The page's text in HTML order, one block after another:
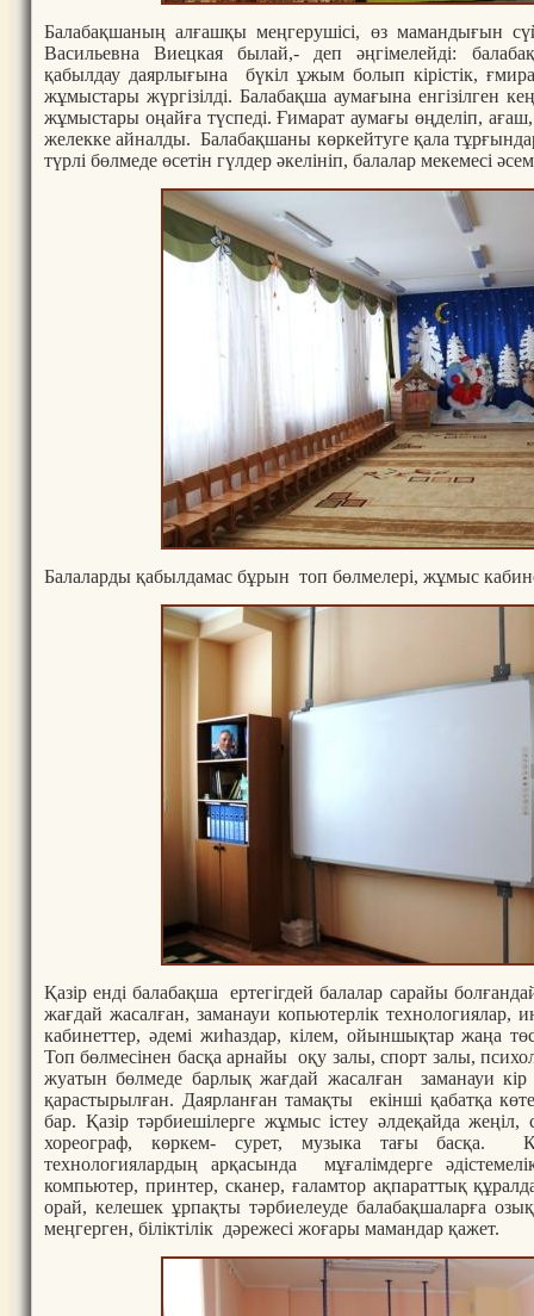
Балабақшаның алғашқы меңгерушісі, өз мамандығын
Васильевна Виецкая былай,- деп әңгімелейді:
қабылдау даярлығына бүкіл ұжым болып кірістік,
жұмыстары жүргізілді. Балабақша аумағына енгізілген
жұмыстары оңайға түспеді. Ғимарат аумағы өңделіп,
желекке айналды. Балабақшаны көркейтуге қала
түрлі бөлмеде өсетін гүлдер әкелініп, балалар мекемесі
Балаларды қабылдамас бұрын топ бөлмелері, жұмыс
Қазір енді балабақша ертегігдей балалар сарайы
жағдай жасалған, заманауи копьютерлік технологиялар,
кабинеттер, әдемі жиһаздар, кілем, ойыншықтар жаңа
Топ бөлмесінен басқа арнайы оқу залы, спорт залы,
жуатын бөлмеде барлық жағдай жасалған заманауи
қарастырылған. Даярланған тамақты екінші қабатқа
бар. Қазір тәрбиешілерге жұмыс істеу әлдеқайда жеңіл,
хореограф, көркем- сурет, музыка тағы басқа.
технологиялардың арқасында мұғалімдерге
компьютер, принтер, сканер, ғаламтор ақпараттық
орай, келешек ұрпақты тәрбиелеуде балабақшаларға
меңгерген, біліктілік дәрежесі жоғары мамандар қажет.